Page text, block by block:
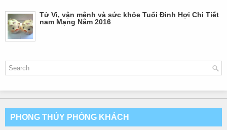
Tử Vi, vận mệnh và sức khỏe Tuổi Đinh Hợi Chi Tiết
nam Mạng Năm 2016
PHONG THỦY PHÒNG KHÁCH